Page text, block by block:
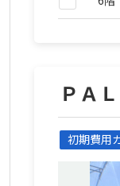
ＰＡ
初期費用